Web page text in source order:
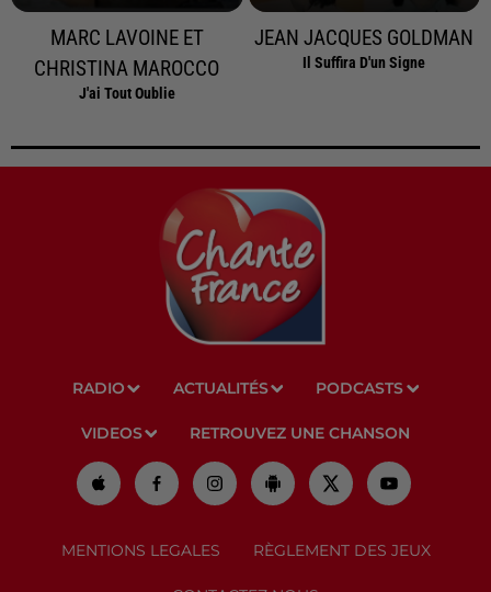
MARC LAVOINE ET
CHRISTINA MAROCCO
J'ai Tout Oublie
JEAN JACQUES GOLDMAN
Il Suffira D'un Signe
RADIO ACTUALITÉS PODCASTS
VIDEOS RETROUVEZ UNE CHANSON
MENTIONS LEGALES RÈGLEMENT DES JEUX